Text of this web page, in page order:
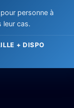
personne à
leur cas.
+ DISPO